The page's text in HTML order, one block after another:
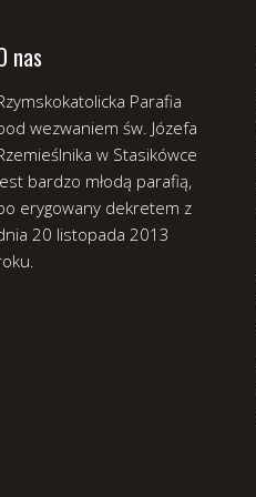
nas
Parafia
wezwaniem św. Józefa
w Stasikówce
bardzo młodą parafią,
erygowany dekretem z
20 listopada 2013